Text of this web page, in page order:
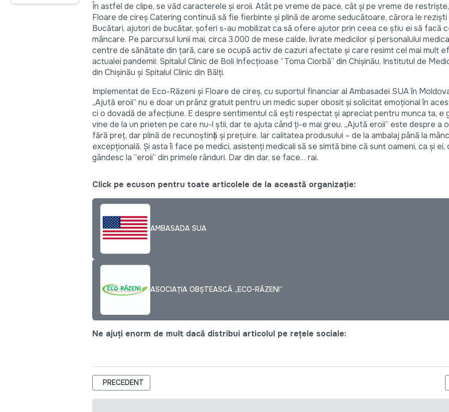
În astfel de clipe, se văd caracterele și eroii. Atât pe vreme de pace, cât și pe vreme de
Floare de cireș Catering continuă să fie fierbinte și plină de arome seducătoare, cărora le reziști
Bucătari, ajutori de bucătar, șoferi s-au mobilizat ca să ofere ajutor prin ceea ce știu ei să facă
mâncare. Pe parcursul lunii mai, circa 3.000 de mese calde, livrate medicilor și personalului
centre de sănătate din țară, care se ocupă activ de cazuri afectate și care resimt cel mai mult
actualei pandemii: Spitalul Clinic de Boli Infecțioase “Toma Ciorbă” din Chișinău, Institutul de
din Chișinău și Spitalul Clinic din Bălți.
Implementat de Eco-Răzeni și Floare de cireș, cu suportul financiar al Ambasadei SUA în
„Ajută eroii” nu e doar un prânz gratuit pentru un medic super obosit și solicitat emoțional în
ci o dovadă de afecțiune. E despre sentimentul că ești respectat și apreciat pentru munca ta, e
vine de la un prieten pe care nu-l știi, dar te ajuta când ți-e mai greu. „Ajută eroii” este despre a
fără preț, dar plină de recunoștință și prețuire. Iar calitatea produsului – de la ambalaj până la
excepțională. Și asta îi face pe medici, asistenți medicali să se simtă bine că sunt oameni, ca și ei,
gândesc la ‘’eroii’’ din primele rânduri. Dar din dar, se face… rai.
Click pe ecuson pentru toate articolele de la această organizație:
AMBASADA SUA
ASOCIAȚIA OBȘTEASCĂ „ECO-RĂZENI”
Ne ajuți enorm de mult dacă distribui articolul pe rețele sociale:
ARTICOL PRECEDENT: STARNET DONEAZĂ DIN NOU PENTRU LUPTA ANTI-COVID
PRECEDENT